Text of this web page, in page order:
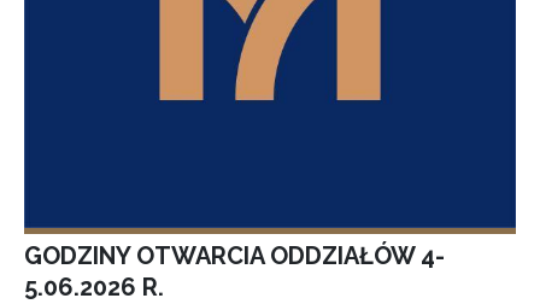
GODZINY OTWARCIA ODDZIAŁÓW 4-
5.06.2026 R.